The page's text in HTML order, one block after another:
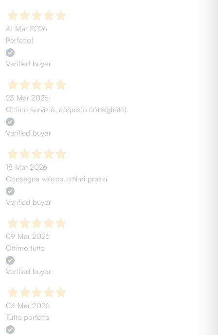
31 Mar 2026
Perfetto!
Verified buyer
23 Mar 2026
Ottimo servizio, acquisto consigliato!
Verified buyer
18 Mar 2026
Consegna veloce, ottimi prezzi
Verified buyer
09 Mar 2026
Ottimo tutto
Verified buyer
03 Mar 2026
Tutto perfetto